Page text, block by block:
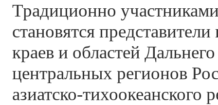
Традиционно
становятся
краев и областей
центральных регионов
азиатско-тихоокеанского